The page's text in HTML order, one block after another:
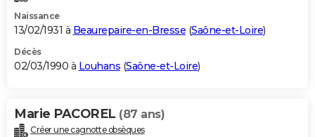
Naissance
13/02/1931 à Beaurepaire-en-Bresse (Saône-et-Loire)
Décès
02/03/1990 à Louhans (Saône-et-Loire)
Marie PACOREL (87 ans)
Créer une cagnotte obsèques